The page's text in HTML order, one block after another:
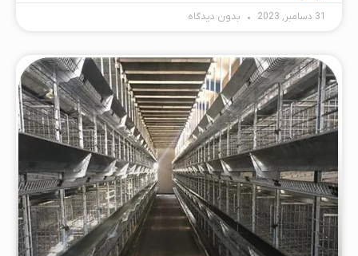
31 دسامبر, 2023
بدون دیدگاه